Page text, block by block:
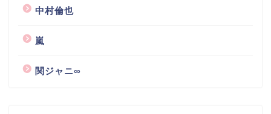
中村倫也
嵐
関ジャニ∞